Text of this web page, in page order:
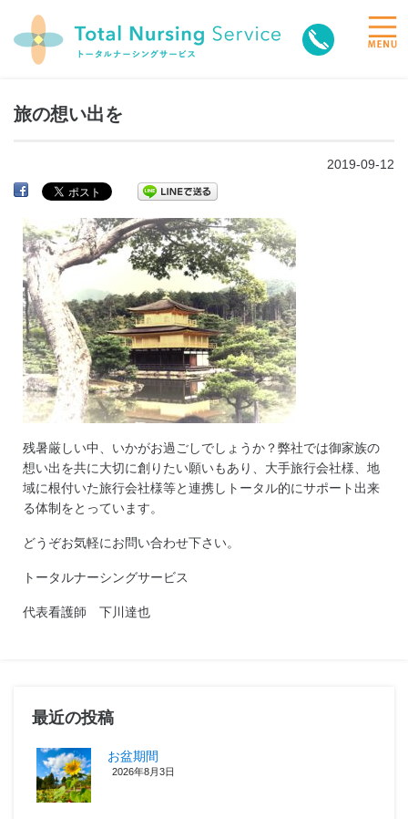
toggle
旅の想い出を
2019-09-12
残暑厳しい中、いかがお過ごしでしょうか？弊社では御家族の
想い出を共に大切に創りたい願いもあり、大手旅行会社様、地
域に根付いた旅行会社様等と連携しトータル的にサポート出来
る体制をとっています。
どうぞお気軽にお問い合わせ下さい。
トータルナーシングサービス
代表看護師 下川達也
最近の投稿
お盆期間
2026年8月3日